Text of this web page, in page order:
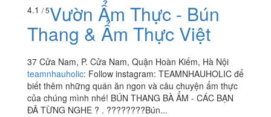
4.1 / 5Vườn Ẩm Thực - Bún
Thang & Ẩm Thực Việt
37 Cửa Nam, P. Cửa Nam, Quận Hoàn Kiếm, Hà Nội
teamnhauholic: Follow instagram: TEAMNHAUHOLIC để
biết thêm những quán ăn ngon và câu chuyện ẩm thực
của chúng mình nhé! BÚN THANG BÀ ẨM - CÁC BẠN
ĐÃ TỪNG NGHE ? . ????????Bún...